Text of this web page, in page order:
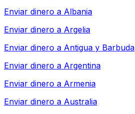
Enviar dinero a Albania
Enviar dinero a Argelia
Enviar dinero a Antigua y Barbuda
Enviar dinero a Argentina
Enviar dinero a Armenia
Enviar dinero a Australia